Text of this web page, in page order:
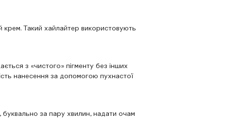
Такий хайлайтер використовують
з «чистого» пігменту без інших
нанесення за допомогою пухнастої
буквально за пару хвилин, надати очам